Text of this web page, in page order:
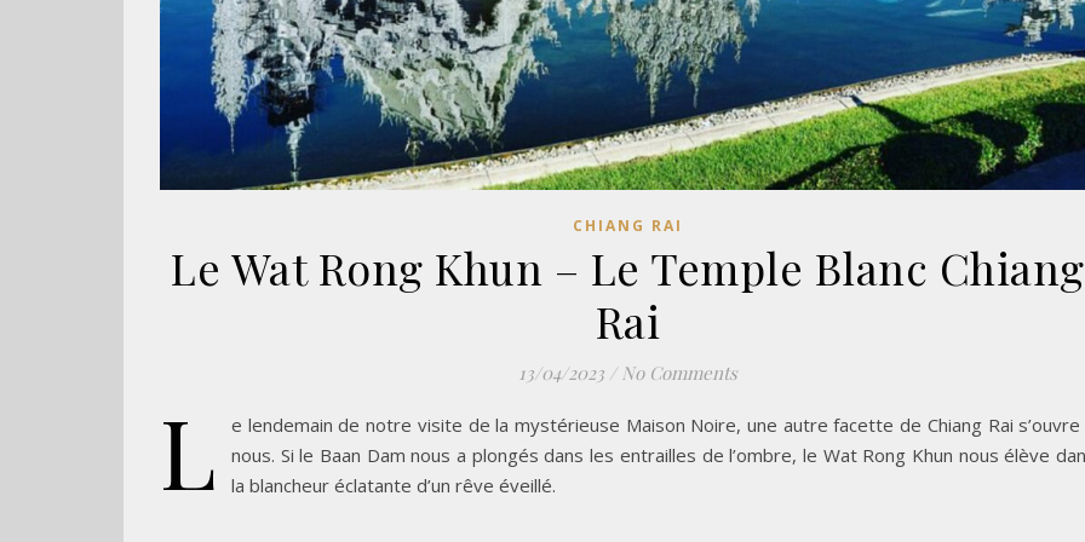
CHIANG RAI
Le Wat Rong Khun – Le Temple Blanc Chiang
Rai
13/04/2023 / No Comments
L
e lendemain de notre visite de la mystérieuse Maison Noire, une autre facette de Chiang Rai s’ouvre
nous. Si le Baan Dam nous a plongés dans les entrailles de l’ombre, le Wat Rong Khun nous élève
la blancheur éclatante d’un rêve éveillé.